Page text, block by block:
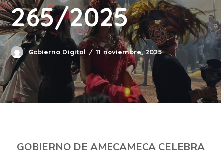
265/2025
Gobierno Digital 11 noviembre, 2025
GOBIERNO DE AMECAMECA CELEBRA